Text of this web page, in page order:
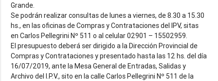
Grande.
Se podrán realizar consultas de lunes a viernes, de 8.30 a 15.30
hs., en las oficinas de Compras y Contrataciones del IPV, sitas
en Carlos Pellegrini Nº 511 o al celular 02901 – 15502959.
El presupuesto deberá ser dirigido a la Dirección Provincial de
Compras y Contrataciones y presentado hasta las 12 hs. del día
16/07/2019, ante la Mesa General de Entradas, Salidas y
Archivo del I.P.V., sito en la calle Carlos Pellegrini Nº 511 de la